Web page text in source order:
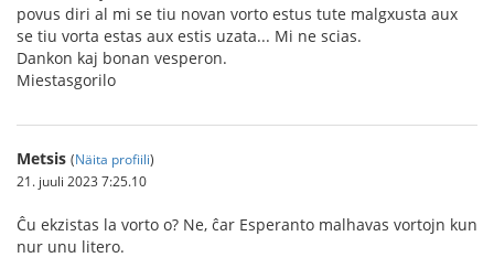
povus diri al mi se tiu novan vorto estus tute malgxusta aux
se tiu vorta estas aux estis uzata... Mi ne scias.
Dankon kaj bonan vesperon.
Miestasgorilo
Metsis (Näita profiili)
21. juuli 2023 7:25.10
Ĉu ekzistas la vorto o? Ne, ĉar Esperanto malhavas vortojn kun
nur unu litero.